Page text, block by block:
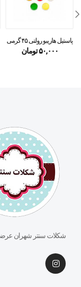
پاستیل هاریبو رولتی ۴۵ گرمی
۵۰,۰۰۰تومان
شکلات سنتر شهران عرضه